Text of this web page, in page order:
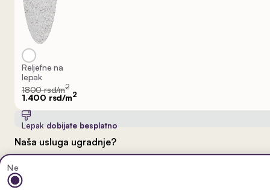
Reljefne na
lepak
1800 rsd/m2
1.400 rsd/m2
Lepak dobijate besplatno
Naša usluga ugradnje?
Ne